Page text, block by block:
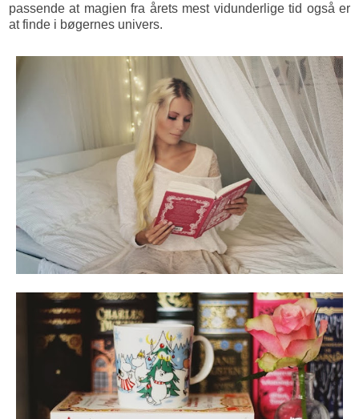
passende at magien fra årets mest vidunderlige tid også er
at finde i bøgernes univers.